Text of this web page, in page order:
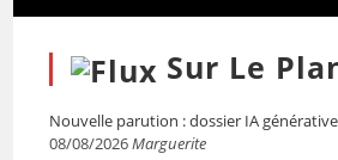
Sur Le
Nouvelle parution : dossier IA
08/08/2026Marguerite